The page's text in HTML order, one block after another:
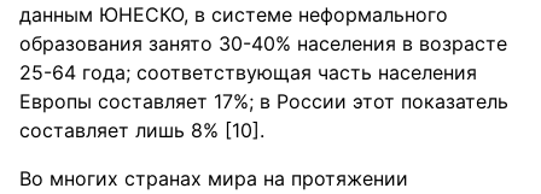
данным ЮНЕСКО, в системе неформального
образования занято 30-40% населения в возрасте
25-64 года; соответствующая часть населения
Европы составляет 17%; в России этот показатель
составляет лишь 8% [10].
Во многих странах мира на протяжении